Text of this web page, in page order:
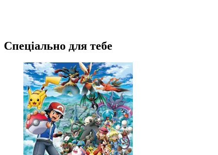
Спеціально для тебе